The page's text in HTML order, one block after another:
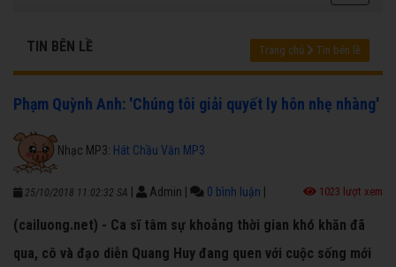
TIN BÊN LỀ Trang chủ Tin bên lề
Phạm Quỳnh Anh: 'Chúng tôi giải quyết ly hôn nhẹ nhàng'
Nhạc MP3: Hát Chầu Văn MP3
25/10/2018 11:02:32 SA Admin 0 bình luận 1023 lượt xem
(cailuong.net) - Ca sĩ tâm sự khoảng thời gian khó khăn đã
qua, cô và đạo diễn Quang Huy đang quen với cuộc sống mới